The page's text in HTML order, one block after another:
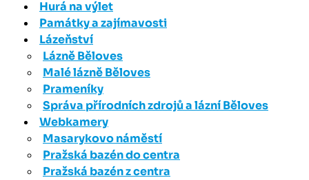
Hurá na výlet
Památky a zajímavosti
Lázeňství
Lázně Běloves
Malé lázně Běloves
Prameníky
Správa přírodních zdrojů a lázní Běloves
Webkamery
Masarykovo náměstí
Pražská bazén do centra
Pražská bazén z centra